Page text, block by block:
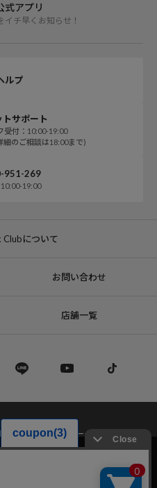
式アプリ
チ早くお知らせ！
ルプ
トサポート
受付：10:00-19:00
細のご相談は18:00まで)
951-269
19:00
Clubについて
お問い合わせ
店舗一覧
サステナブルマークについて
取引法・古物営業法に基づく表記
テンツの最適な提供、トラフィック
ます。